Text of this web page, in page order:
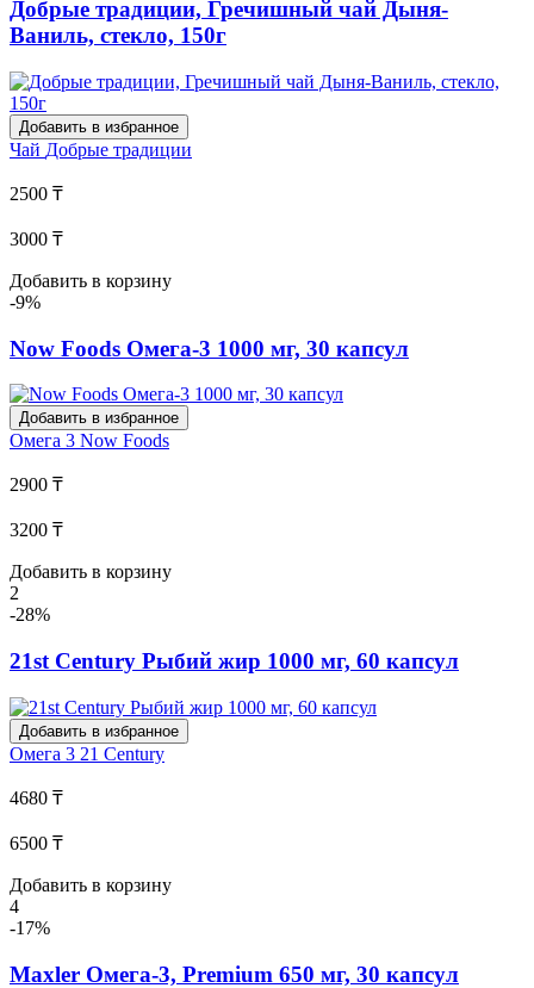
Добрые традиции, Гречишный чай Дыня-
Ваниль, стекло, 150г
Добавить в избранное
Чай Добрые традиции
2500 ₸
3000 ₸
Добавить в корзину
-9%
Now Foods Омега-3 1000 мг, 30 капсул
Добавить в избранное
Омега 3 Now Foods
2900 ₸
3200 ₸
Добавить в корзину
2
-28%
21st Century Рыбий жир 1000 мг, 60 капсул
Добавить в избранное
Омега 3 21 Century
4680 ₸
6500 ₸
Добавить в корзину
4
-17%
Maxler Омега-3, Premium 650 мг, 30 капсул